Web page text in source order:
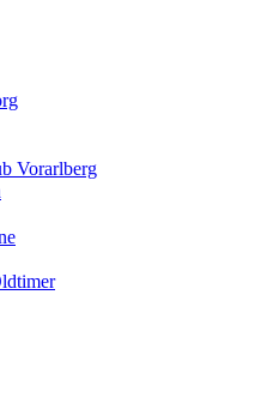
Vorarlberg